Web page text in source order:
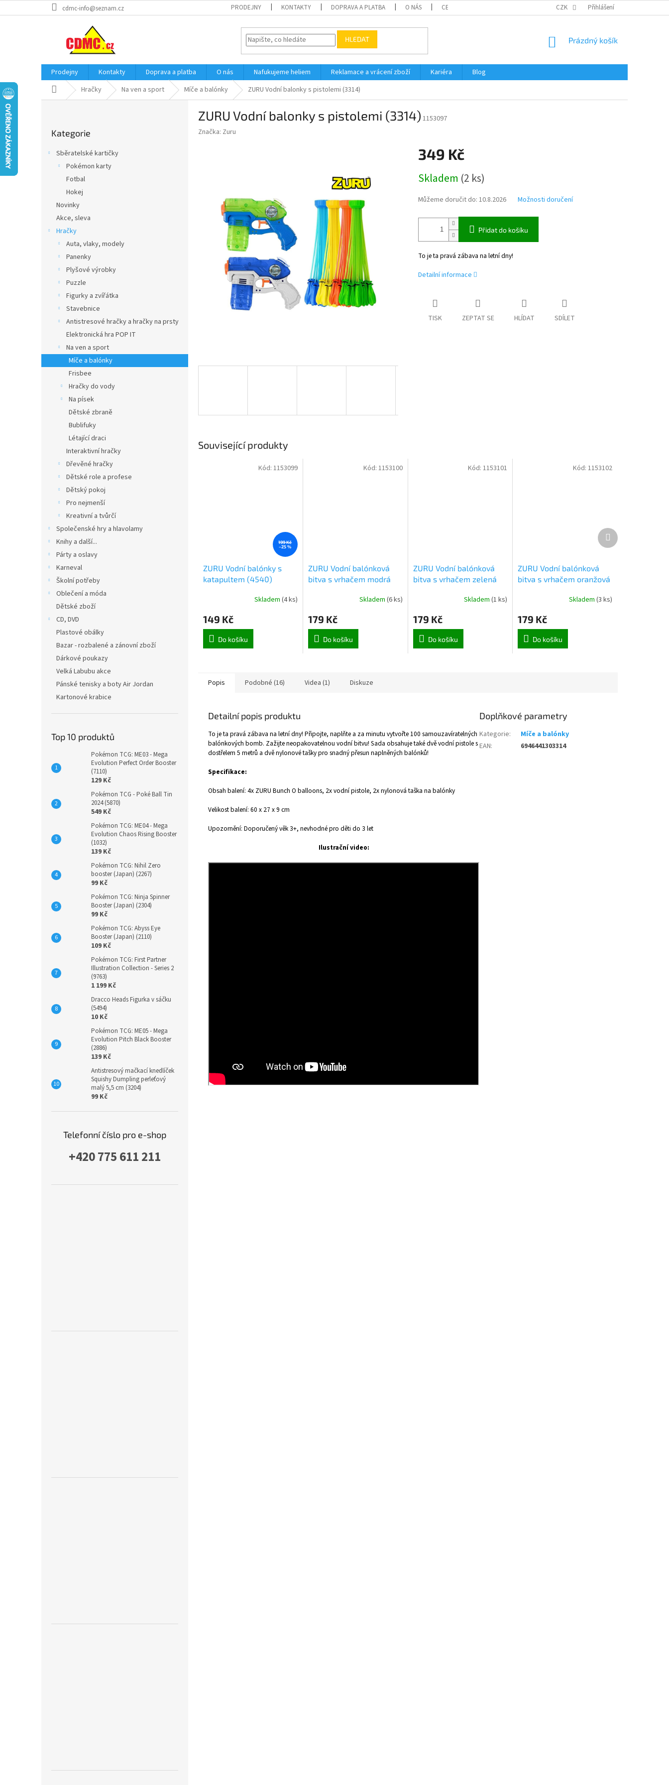
na
cdmc-info@seznam.cz PRODEJNY KONTAKTY DOPRAVA A PLATBA O NÁS CERTIFIKÁTY A NÁVODY OBCHODNÍ PODMÍNKY OCHRANA OSOBNÍCH
CZK Přihlášení
HLEDAT
NÁKUPNÍ
Prázdný košík
Prodejny Kontakty Doprava a platba O nás Nafukujeme heliem Reklamace a vrácení zboží Kariéra
Blog
Domů Hračky Na ven a sport Míče a balónky ZURU Vodní balonky s pistolemi (3314)
kategorie
Kategorie
Sběratelské kartičky
Pokémon karty
Fotbal
Hokej
Novinky
Akce, sleva
Hračky
Auta, vlaky, modely
Panenky
Plyšové výrobky
Puzzle
Figurky a zvířátka
Stavebnice
Antistresové hračky a hračky na prsty
Elektronická hra POP IT
Na ven a sport
Míče a balónky
Frisbee
Hračky do vody
Na písek
Dětské zbraně
Bublifuky
Létající draci
Interaktivní hračky
Dřevěné hračky
Dětské role a profese
Dětský pokoj
Pro nejmenší
Kreativní a tvůrčí
Společenské hry a hlavolamy
Knihy a další...
Párty a oslavy
Karneval
Školní potřeby
Oblečení a móda
Dětské zboží
CD, DVD
Plastové obálky
Bazar - rozbalené a zánovní zboží
Dárkové poukazy
Velká Labubu akce
Pánské tenisky a boty Air Jordan
Kartonové krabice
Top 10 produktů
Pokémon TCG: ME03 - Mega
Evolution Perfect Order Booster
(7110)
129 Kč
Pokémon TCG - Poké Ball Tin
2024 (5870)
549 Kč
Pokémon TCG: ME04 - Mega
Evolution Chaos Rising Booster
(1032)
139 Kč
Pokémon TCG: Nihil Zero
booster (Japan) (2267)
99 Kč
Pokémon TCG: Ninja Spinner
Booster (Japan) (2304)
99 Kč
Pokémon TCG: Abyss Eye
Booster (Japan) (2110)
109 Kč
Pokémon TCG: First Partner
Illustration Collection - Series 2
(9763)
1 199 Kč
Dracco Heads Figurka v sáčku
(5494)
10 Kč
Pokémon TCG: ME05 - Mega
Evolution Pitch Black Booster
(2886)
139 Kč
Antistresový mačkací knedlíček
Squishy Dumpling perleťový
malý 5,5 cm (3204)
99 Kč
Telefonní číslo pro e-shop
+420 775 611 211
ZURU Vodní balonky s pistolemi (3314) 1153097
Značka: Zuru
349 Kč
cena:
Skladem (2 ks)
Můžeme doručit do: 10.8.2026 Možnosti doručení
Přidat do košíku
To je ta pravá zábava na letní dny!
Detailní informace
TISK ZEPTAT SE HLÍDAT SDÍLET
Související produkty
199 Kč
–25 %
ZURU Vodní balónky s
katapultem (4540)
Skladem (4 ks)
149 Kč
Do košíku
Kód: 1153099
ZURU Vodní balónková
bitva s vrhačem modrá
Skladem (6 ks)
179 Kč
Do košíku
Kód: 1153100
ZURU Vodní balónková
bitva s vrhačem zelená
Skladem(1 ks)
179 Kč
Do košíku
Kód:1153101
ZURU Vodní balónková
bitva s vrhačem oranžová
Skladem (3 ks)
179 Kč
Do košíku
Kód: 1153102
Další
produkt
Popis Podobné (16) Videa (1) Diskuze
Detailní popis produktu
To je ta pravá zábava na letní dny! Připojte, naplňte a za minutu vytvořte 100 samouzavíratelných
balónkových bomb. Zažijte neopakovatelnou vodní bitvu! Sada obsahuje také dvě vodní pistole s
dostřelem 5 metrů a dvě nylonové tašky pro snadný přesun naplněných balónků!
Specifikace:
Obsah balení: 4x ZURU Bunch O balloons, 2x vodní pistole, 2x nylonová taška na balónky
Velikost balení: 60 x 27 x 9 cm
Upozornění: Doporučený věk 3+, nevhodné pro děti do 3 let
Ilustrační video:
Doplňkové parametry
Kategorie:
Míče a balónky
EAN: 6946441303314